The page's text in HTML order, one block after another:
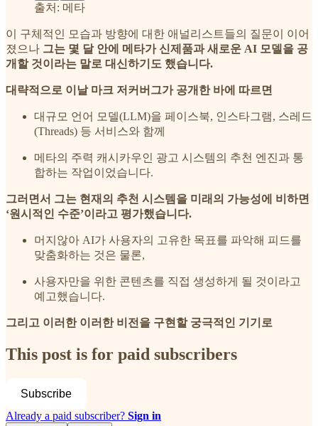
출처: 메타
이 구체적인 모습과 방향에 대한 애널리스트들의 질문이 이어
졌으나 그는 몇 달 안에 메타가 신제품과 새로운 AI 모델을 공
개할 것이라는 말로 대신하기도 했습니다.
대략적으로 이날 마크 저커버그가 공개한 바에 따르면
대규모 언어 모델(LLM)을 페이스북, 인스타그램, 스레드
(Threads) 등 서비스와 함께
메타의 주력 캐시카우인 광고 시스템의 추천 엔진과 통
합하는 작업이었습니다.
그러면서 그는 현재의 추천 시스템을 미래의 가능성에 비하면
‘원시적인 수준’이라고 평가했습니다.
머지않아 AI가 사용자의 고유한 목표를 파악해 피드를
맞춤화하는 것은 물론,
사용자만을 위한 콘텐츠를 직접 생성하게 될 것이라고
예고했습니다.
그리고 이러한 이러한 비전을 구현할 궁극적인 기기로
This post is for paid subscribers
Subscribe
Already a paid subscriber? Sign in